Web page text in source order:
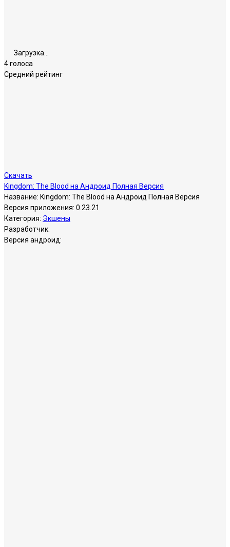
Загрузка...
4 голоса
Средний рейтинг
Скачать
Kingdom: The Blood на Андроид Полная Версия
Название: Kingdom: The Blood на Андроид Полная Версия
Версия приложения: 0.23.21
Категория: Экшены
Разработчик:
Версия андроид: